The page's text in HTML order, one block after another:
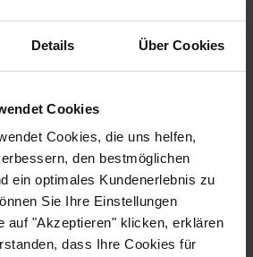
Details Über Cookies
Cookies
Cookies, die uns helfen,
den bestmöglichen
ein optimales Kundenerlebnis zu
Sie Ihre Einstellungen
auf "Akzeptieren" klicken, erklären
dass Ihre Cookies für
de livraison 1-3 jours